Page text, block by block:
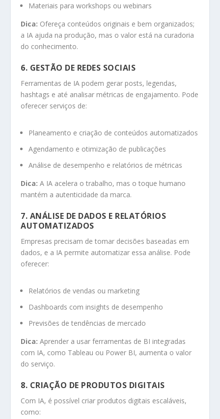
Materiais para workshops ou webinars
Dica: Ofereça conteúdos originais e bem organizados;
a IA ajuda na produção, mas o valor está na curadoria
do conhecimento.
6. GESTÃO DE REDES SOCIAIS
Ferramentas de IA podem gerar posts, legendas,
hashtags e até analisar métricas de engajamento. Pode
oferecer serviços de:
Planeamento e criação de conteúdos automatizados
Agendamento e otimização de publicações
Análise de desempenho e relatórios de métricas
Dica: A IA acelera o trabalho, mas o toque humano
mantém a autenticidade da marca.
7. ANÁLISE DE DADOS E RELATÓRIOS
AUTOMATIZADOS
Empresas precisam de tomar decisões baseadas em
dados, e a IA permite automatizar essa análise. Pode
oferecer:
Relatórios de vendas ou marketing
Dashboards com insights de desempenho
Previsões de tendências de mercado
Dica: Aprender a usar ferramentas de BI integradas
com IA, como Tableau ou Power BI, aumenta o valor
do serviço.
8. CRIAÇÃO DE PRODUTOS DIGITAIS
Com IA, é possível criar produtos digitais escaláveis,
como: